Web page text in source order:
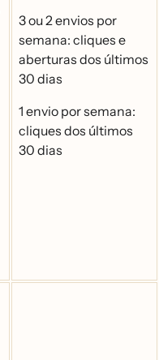
3 ou 2 envios por
semana: cliques e
aberturas dos últimos
30 dias
1 envio por semana:
cliques dos últimos
30 dias